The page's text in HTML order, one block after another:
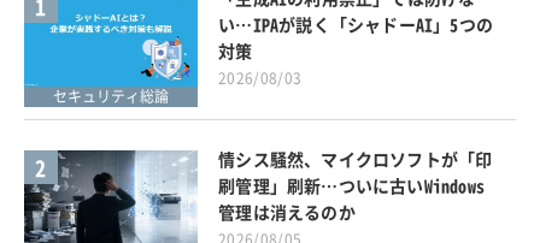
セキュリティ総論
い…IPAが説く「シャドーAI」5つの
対策
2026/08/03
2
情シス騒然、マイクロソフトが「印
刷管理」刷新…ついに古いWindows
管理は消えるのか